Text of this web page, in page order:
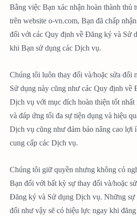
Bằng việc Bạn xác nhận hoàn thành thủ
trên website o-vn.com, Bạn đã chấp
đối với các Quy định về Đăng ký và Sử
khi Bạn sử dụng các Dịch vụ.
Chúng tôi luôn thay đổi và/hoặc sửa đổi
Sử dụng này cũng như các Quy định về
Dịch vụ với mục đích hoàn thiện tốt
và đáp ứng tối đa sự tiện dụng và hiệu
Dịch vụ cũng như đảm bảo nâng cao lợi
cung cấp các Dịch vụ.
Chúng tôi giữ quyền nhưng không có
Bạn đối với bất kỳ sự thay đổi và/hoặc
Đăng ký và Sử dụng Dịch vụ. Những sự
đổi như vậy sẽ có hiệu lực ngay khi